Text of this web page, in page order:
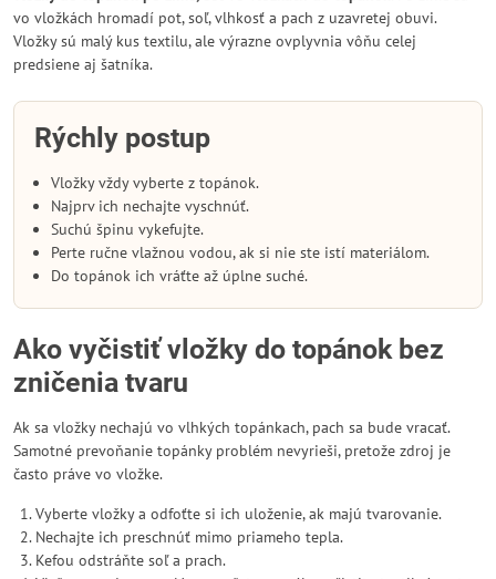
vo vložkách hromadí pot, soľ, vlhkosť a pach z uzavretej obuvi.
Vložky sú malý kus textilu, ale výrazne ovplyvnia vôňu celej
predsiene aj šatníka.
Rýchly postup
Vložky vždy vyberte z topánok.
Najprv ich nechajte vyschnúť.
Suchú špinu vykefujte.
Perte ručne vlažnou vodou, ak si nie ste istí materiálom.
Do topánok ich vráťte až úplne suché.
Ako vyčistiť vložky do topánok bez
zničenia tvaru
Ak sa vložky nechajú vo vlhkých topánkach, pach sa bude vracať.
Samotné prevoňanie topánky problém nevyrieši, pretože zdroj je
často práve vo vložke.
Vyberte vložky a odfoťte si ich uloženie, ak majú tvarovanie.
Nechajte ich preschnúť mimo priameho tepla.
Kefou odstráňte soľ a prach.